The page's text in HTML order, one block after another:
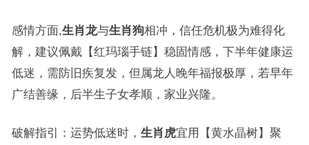
感情方面,生肖龙与生肖狗相冲，信任危机极为难得化
解，建议佩戴【红玛瑙手链】稳固情感，下半年健康运
低迷，需防旧疾复发，但属龙人晚年福报极厚，若早年
广结善缘，后半生子女孝顺，家业兴隆。
破解指引：运势低迷时， 生肖虎宜用【黄水晶树】聚